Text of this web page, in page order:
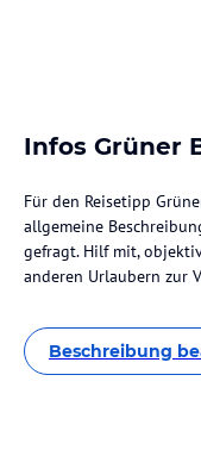
Infos Grüner
Für den Reisetipp
allgemeine
gefragt. Hilf mit,
anderen Urlaubern zur
Beschreibung